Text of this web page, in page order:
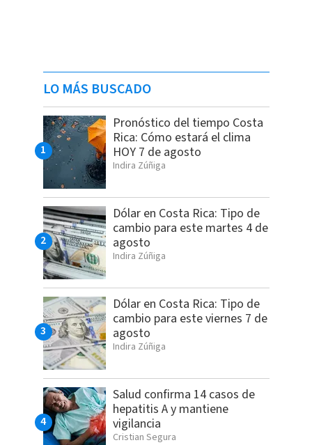
LO MÁS BUSCADO
Pronóstico del tiempo Costa
Rica: Cómo estará el clima
HOY 7 de agosto
Indira Zúñiga
Dólar en Costa Rica: Tipo de
cambio para este martes 4 de
agosto
Indira Zúñiga
Dólar en Costa Rica: Tipo de
cambio para este viernes 7 de
agosto
Indira Zúñiga
Salud confirma 14 casos de
hepatitis A y mantiene
vigilancia
Cristian Segura